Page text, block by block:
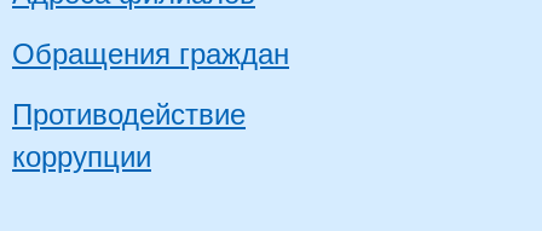
Обращения граждан
Противодействие
коррупции